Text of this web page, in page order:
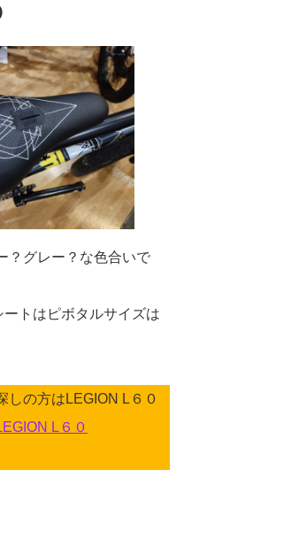
？グレー？な色合いで
トはピボタルサイズは
しの方はLEGION L６０
L６０